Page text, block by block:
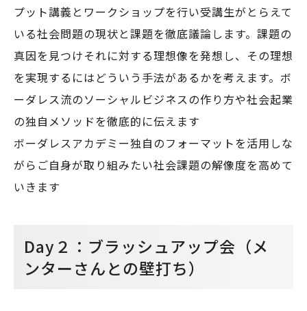
プット講義とワークショップを行い受講生がとらえて
いる社会問題の現状と課題を徹底議論します。課題の
真因を見つけそれに対する理想像を発想し、その理想
を実現するにはどういう手法があるかを考えます。ボ
ーダレス流のソーシャルビジネスの作り方や社会起業
の独自メソッドを徹底的に伝えます
ボーダレスアカデミー独自のフォーマットを活用しな
がらご自身が取り組みたい社会課題の解像度を高めて
いきます
Day２：ブラッシュアップ会（メ
ンターさんとの壁打ち）